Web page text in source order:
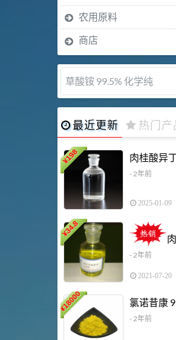
农用原料
商店
草酸铵 99.5% 化学纯
最近更新 热门产
¥
198 肉桂酸异
- 2年前
2025-01-09
¥
34.8
- 2年前
2021-07-20
¥
18000 氯诺昔康
- 2年前